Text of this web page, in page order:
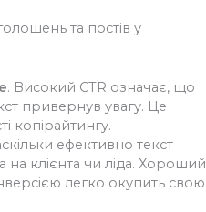
та постів у
. Високий CTR означає, що
привернув увагу. Це
копірайтингу.
ефективно текст
на клієнта чи ліда. Хороший
легко окупить свою